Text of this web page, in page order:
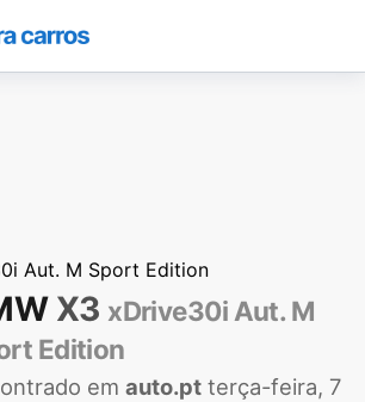
Aut. M Sport Edition
X3 xDrive30i Aut. M
Edition
em auto.pt terça-feira, 7